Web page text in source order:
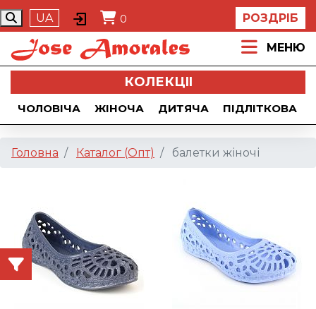
UA 0 РОЗДРІБ
МЕНЮ
КОЛЕКЦII
ЧОЛОВІЧА ЖІНОЧА ДИТЯЧА ПІДЛІТКОВА
Головна Каталог (Опт) балетки жіночі